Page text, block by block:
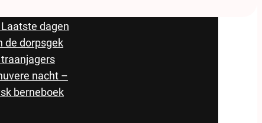
Laatste dagen
de dorpsgek
traanjagers
nacht –
berneboek